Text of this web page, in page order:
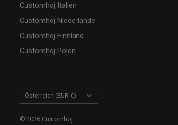
Customhoj Italien
Customhoj Niederlande
Customhoj Finnland
Customhoj Polen
Land/Region
Österreich (EUR €)
© 2026 Customhoj